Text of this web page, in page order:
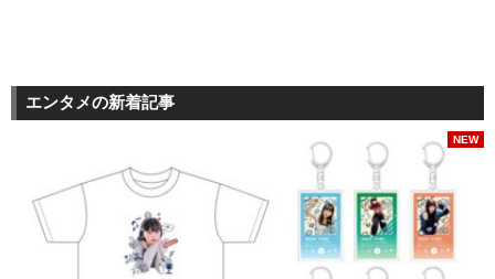
エンタメの新着記事
NEW